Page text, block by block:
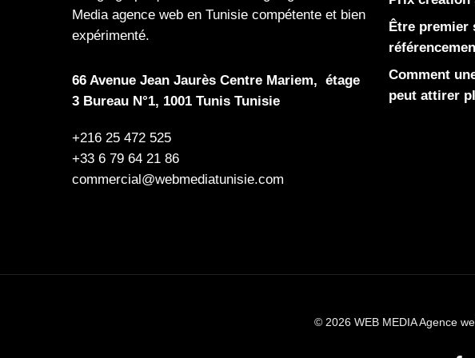
Mediaagence web en Tunisie compétente et bien
expérimenté.
66 Avenue Jean Jaurès Centre Mariem, étage
3 Bureau N°1, 1001 Tunis Tunisie
+216 25 472 525
+33 6 79 64 21 86
commercial@webmediatunisie.com
Être premier
Comment
peut attirer
© 2026 WEB MEDIA Agence